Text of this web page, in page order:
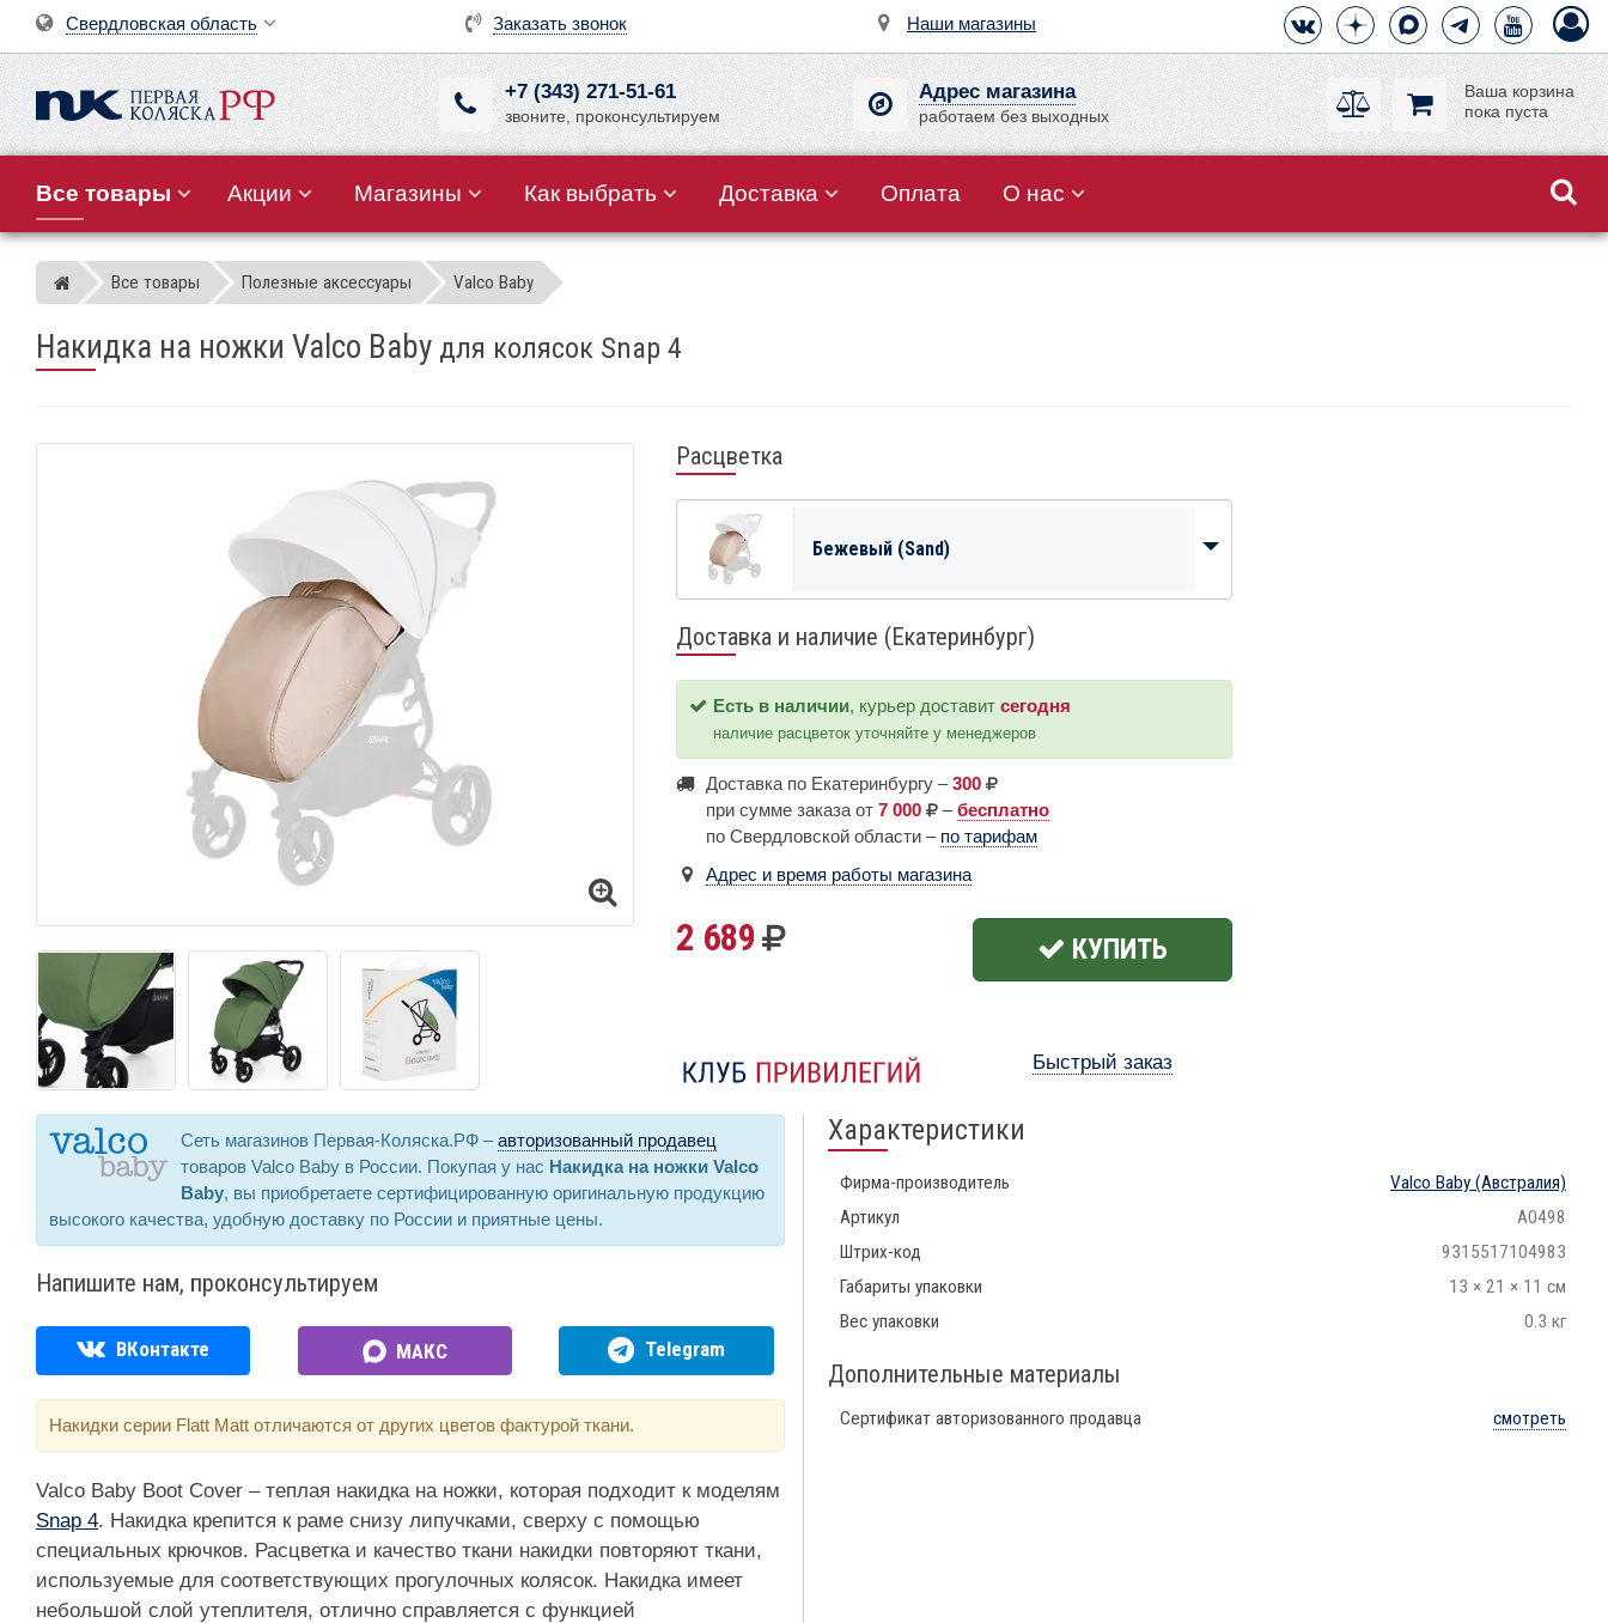
Заказать звонок Наши магазины
Свердловская область
+7 (343) 271-51-61
звоните, проконсультируем
Адрес магазина
работаем без выходных
Ваша корзина
пока пуста
Все товары Акции Магазины Как выбрать Доставка Оплата О нас
Магазин детских колясок
Все товары Полезные аксессуары Valco Baby
Накидка на ножки Valco Baby для колясок Snap 4
Расцветка
Бежевый (Sand)
Доставка и наличие (Екатеринбург)
Есть в наличии, курьер доставит сегодня
наличие расцветок уточняйте у менеджеров
Доставка по Екатеринбургу –300
при сумме заказа от 7 000 –бесплатно
по Свердловской области – по тарифам
Адрес и время работы магазина
2 689 КУПИТЬ
Быстрый заказ
Сеть магазинов Первая-Коляска.РФ –авторизованный продавец
товаров Valco Baby в России. Покупая у нас Накидка на ножки Valco
Baby, вы приобретаете сертифицированную оригинальную продукцию
высокого качества, удобную доставку по России и приятные цены.
Напишите нам, проконсультируем
ВКонтакте МАКС Telegram
Накидки серии Flatt Matt отличаются от других цветов фактурой ткани.
Valco Baby Boot Cover – теплая накидка на ножки, которая подходит к моделям
Snap 4. Накидка крепится к раме снизу липучками, сверху с помощью
специальных крючков. Расцветка и качество ткани накидки повторяют ткани,
используемые для соответствующих прогулочных колясок. Накидка имеет
небольшой слой утеплителя, отлично справляется с функцией
Характеристики
Фирма-производитель Valco Baby (Австралия)
Артикул
A0498
Штрих-код
9315517104983
Габариты упаковки
13 × 21 × 11 см
Вес упаковки
0.3 кг
Дополнительные материалы
Сертификат авторизованного продавца смотреть